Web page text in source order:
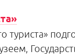
туриста»